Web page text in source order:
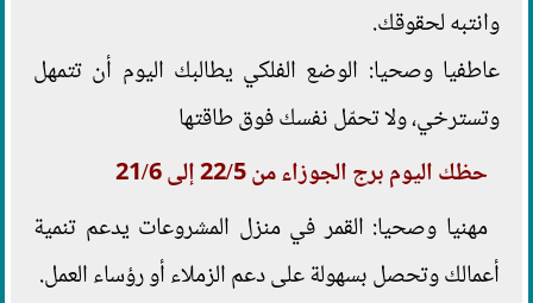
وانتبه لحقوقك.
عاطفيا وصحيا: الوضع الفلكي يطالبك اليوم أن تتمهل
وتسترخي، ولا تحمّل نفسك فوق طاقتها
حظك اليوم برج الجوزاء من 22/5 إلى 21/6
مهنيا وصحيا: القمر في منزل المشروعات يدعم تنمية
أعمالك وتحصل بسهولة على دعم الزملاء أو رؤساء العمل.